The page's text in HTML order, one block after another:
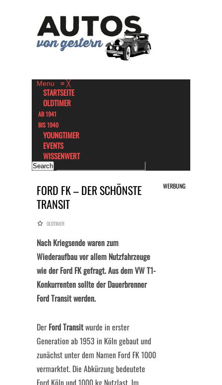
Menu ≡ ╳
STARTSEITE
OLDTIMER
AB 1941
BIS 1940
YOUNGTIMER
EVENTS
WISSENWERT
FORD FK – DER SCHÖNSTE
TRANSIT
WERBUNG
OLDTIMER
Nach Kriegsende waren zum
Wiederaufbau vor allem Nutzfahrzeuge
wie der Ford FK gefragt. Aus dem VW T1-
Konkurrenten sollte der Dauerbrenner
Ford Transit werden.
Der Ford Transitwurde in erster
Generation ab 1953 in Köln gebaut und
zunächst unter dem Namen Ford FK 1000
vermarktet. Die Abkürzung bedeutete
Ford Köln und 1000 kg Nutzlast. Im